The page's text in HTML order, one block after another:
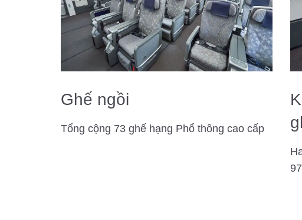
Ghế ngồi
Tổng cộng 73 ghế hạng Phổ thông cao cấp